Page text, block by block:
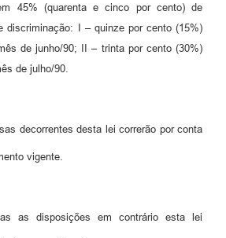
45% (quarenta e cinco por cento) de
discriminação: I – quinze por cento (15%)
de junho/90; II – trinta por cento (30%)
de julho/90.
decorrentes desta lei correrão por conta
vigente.
as disposições em contrário esta lei